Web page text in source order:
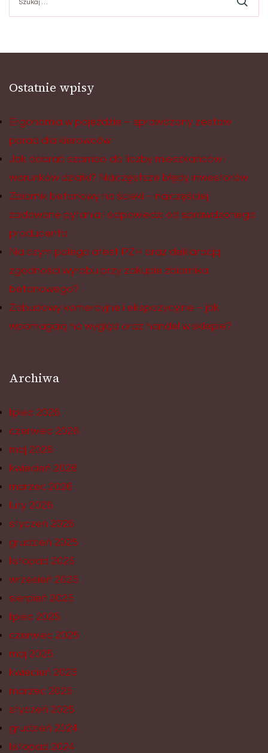
Ostatnie wpisy
Ergonomia w pojeździe – sprawdzony zestaw
porad dla kierowców
Jak dobrać szambo do liczby mieszkańców i
warunków działki? Najczęstsze błędy inwestorów.
Zbiornik betonowy na ścieki – najczęściej
zadawane pytania i odpowiedzi od sprawdzonego
producenta
Na czym polega atest PZH oraz deklaracją
zgodności wyrobu przy zakupie zbiornika
betonowego?
Zabudowy komercyjne i ekspozycyjne – jak
wpomagają na wygląd oraz handel w sklepie?
Archiwa
lipiec 2026
czerwiec 2026
maj 2026
kwiecień 2026
marzec 2026
luty 2026
styczeń 2026
grudzień 2025
listopad 2025
wrzesień 2025
sierpień 2025
lipiec 2025
czerwiec 2025
maj 2025
kwiecień 2025
marzec 2025
styczeń 2025
grudzień 2024
listopad 2024